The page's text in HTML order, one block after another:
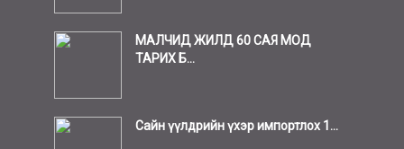
МАЛЧИД ЖИЛД 60 САЯ МОД
ТАРИХ Б...
Сайн үүлдрийн үхэр импортлох 1...